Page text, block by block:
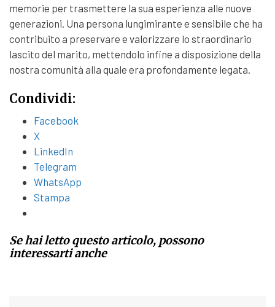
memorie per trasmettere la sua esperienza alle nuove
generazioni. Una persona lungimirante e sensibile che ha
contribuito a preservare e valorizzare lo straordinario
lascito del marito, mettendolo infine a disposizione della
nostra comunità alla quale era profondamente legata.
Condividi:
Facebook
X
LinkedIn
Telegram
WhatsApp
Stampa
Se hai letto questo articolo, possono
interessarti anche